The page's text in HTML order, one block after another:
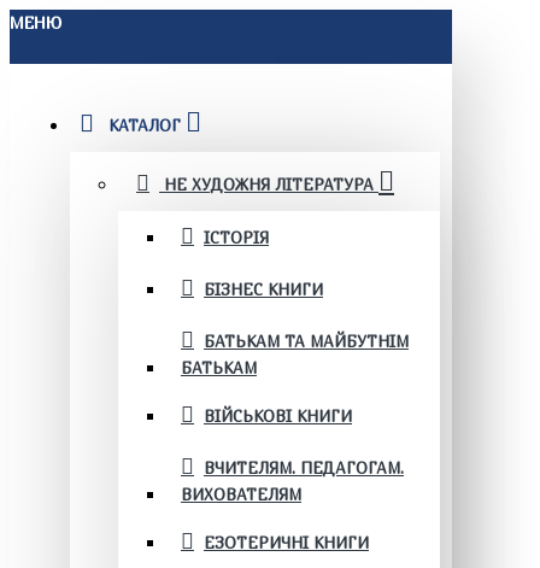
МЕНЮ
КАТАЛОГ
НЕ ХУДОЖНЯ ЛІТЕРАТУРА
ІСТОРІЯ
БІЗНЕС КНИГИ
БАТЬКАМ ТА МАЙБУТНІМ
БАТЬКАМ
ВІЙСЬКОВІ КНИГИ
ВЧИТЕЛЯМ. ПЕДАГОГАМ.
ВИХОВАТЕЛЯМ
ЕЗОТЕРИЧНІ КНИГИ